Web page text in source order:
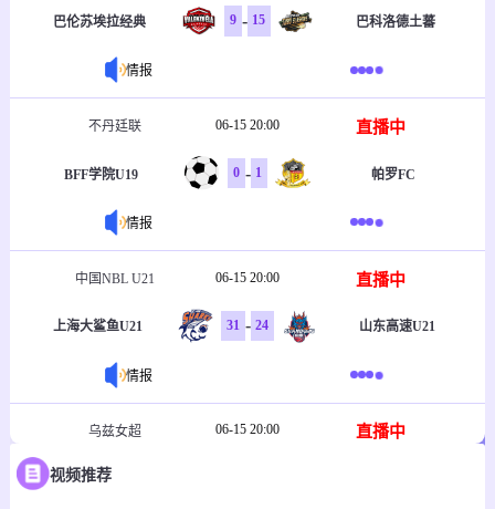
巴伦苏埃拉经典 9 - 15 巴科洛德土蕃
情报
不丹廷联 06-15 20:00 直播中
BFF学院U19 0 - 1 帕罗FC
情报
中国NBL U21 06-15 20:00 直播中
上海大鲨鱼U21 31 - 24 山东高速U21
情报
乌兹女超 06-15 20:00 直播中
塔什干火车头女足
视频推荐